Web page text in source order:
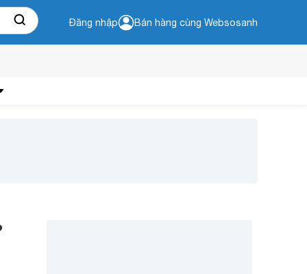
Đăng nhập Bán hàng cùng Websosanh